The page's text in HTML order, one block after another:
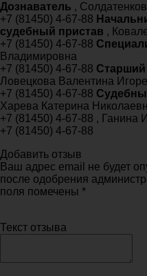
Дознаватель ,
+7 (81450) 4-67-88
судебный пристав ,
+7 (81450) 4-67-88
Владимировна
+7 (81450) 4-67-88 Старший
Ловецкова Валентина
+7 (81450) 4-67-88
Харева Катерина
+7 (81450) 4-67-88 , Ганина
+7 (81450) 4-67-88
Добавить отзыв
Ваш адрес email не будет
после одобрения
поля помечены *
Текст отзыва